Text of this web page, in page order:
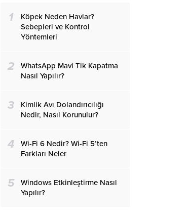
1
Köpek Neden Havlar?
Sebepleri ve Kontrol
Yöntemleri
2
WhatsApp Mavi Tik Kapatma
Nasıl Yapılır?
3
Kimlik Avı Dolandırıcılığı
Nedir, Nasıl Korunulur?
4
Wi-Fi 6 Nedir? Wi-Fi 5’ten
Farkları Neler
5
Windows Etkinleştirme Nasıl
Yapılır?